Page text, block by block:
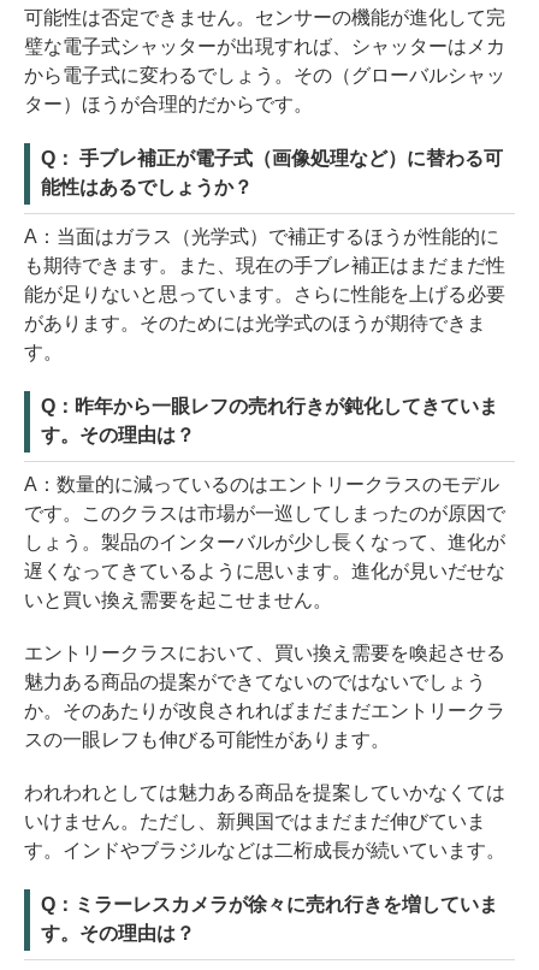
可能性は否定できません。センサーの機能が進化して完
璧な電子式シャッターが出現すれば、シャッターはメカ
から電子式に変わるでしょう。その（グローバルシャッ
ター）ほうが合理的だからです。
Q： 手ブレ補正が電子式（画像処理など）に替わる可
能性はあるでしょうか？
A：当面はガラス（光学式）で補正するほうが性能的に
も期待できます。また、現在の手ブレ補正はまだまだ性
能が足りないと思っています。さらに性能を上げる必要
があります。そのためには光学式のほうが期待できま
す。
Q：昨年から一眼レフの売れ行きが鈍化してきていま
す。その理由は？
A：数量的に減っているのはエントリークラスのモデル
です。このクラスは市場が一巡してしまったのが原因で
しょう。製品のインターバルが少し長くなって、進化が
遅くなってきているように思います。進化が見いだせな
いと買い換え需要を起こせません。
エントリークラスにおいて、買い換え需要を喚起させる
魅力ある商品の提案ができてないのではないでしょう
か。そのあたりが改良されればまだまだエントリークラ
スの一眼レフも伸びる可能性があります。
われわれとしては魅力ある商品を提案していかなくては
いけません。ただし、新興国ではまだまだ伸びていま
す。インドやブラジルなどは二桁成長が続いています。
Q：ミラーレスカメラが徐々に売れ行きを増していま
す。その理由は？